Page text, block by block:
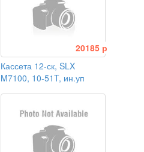
20185 р
Кассета 12-ск, SLX
M7100, 10-51T, ин.уп